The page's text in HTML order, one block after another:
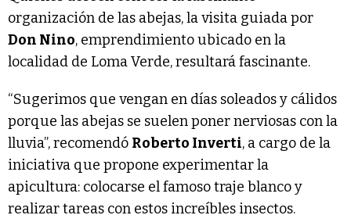
organización de las abejas, la visita guiada por
Don Nino, emprendimiento ubicado en la
localidad de Loma Verde, resultará fascinante.
“Sugerimos que vengan en días soleados y cálidos
porque las abejas se suelen poner nerviosas con la
lluvia”, recomendó Roberto Inverti, a cargo de la
iniciativa que propone experimentar la
apicultura: colocarse el famoso traje blanco y
realizar tareas con estos increíbles insectos.